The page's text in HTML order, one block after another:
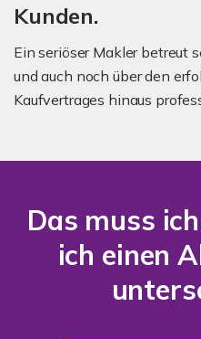
Kunden.
Ein seriöser Makler betreut
und auch noch über den
Kaufvertrages hinaus
Das muss
ich einen